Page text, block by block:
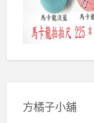
方橘子小舖